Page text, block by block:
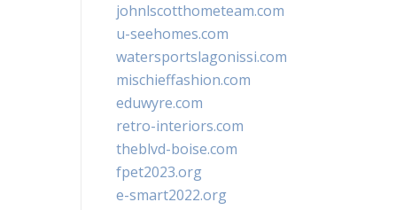
johnlscotthometeam.com
u-seehomes.com
watersportslagonissi.com
mischieffashion.com
eduwyre.com
retro-interiors.com
theblvd-boise.com
fpet2023.org
e-smart2022.org